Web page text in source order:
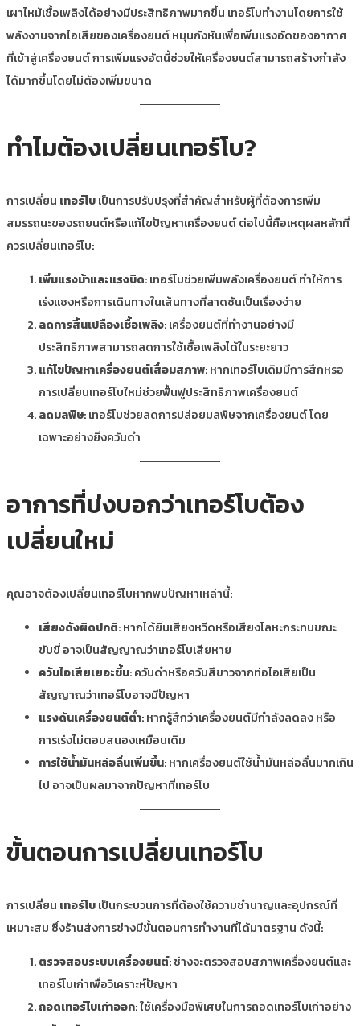
เผาไหม้เชื้อเพลิงได้อย่างมีประสิทธิภาพมากขึ้น เทอร์โบทำงานโดยการใช้
พลังงานจากไอเสียของเครื่องยนต์ หมุนกังหันเพื่อเพิ่มแรงอัดของอากาศ
ที่เข้าสู่เครื่องยนต์ การเพิ่มแรงอัดนี้ช่วยให้เครื่องยนต์สามารถสร้างกำลัง
ได้มากขึ้นโดยไม่ต้องเพิ่มขนาด
ทำไมต้องเปลี่ยนเทอร์โบ?
การเปลี่ยน เทอร์โบเป็นการปรับปรุงที่สำคัญสำหรับผู้ที่ต้องการเพิ่ม
สมรรถนะของรถยนต์หรือแก้ไขปัญหาเครื่องยนต์ ต่อไปนี้คือเหตุผลหลักที่
ควรเปลี่ยนเทอร์โบ:
เพิ่มแรงม้าและแรงบิด: เทอร์โบช่วยเพิ่มพลังเครื่องยนต์ ทำให้การ
เร่งแซงหรือการเดินทางในเส้นทางที่ลาดชันเป็นเรื่องง่าย
ลดการสิ้นเปลืองเชื้อเพลิง: เครื่องยนต์ที่ทำงานอย่างมี
ประสิทธิภาพสามารถลดการใช้เชื้อเพลิงได้ในระยะยาว
แก้ไขปัญหาเครื่องยนต์เสื่อมสภาพ: หากเทอร์โบเดิมมีการสึกหรอ
การเปลี่ยนเทอร์โบใหม่ช่วยฟื้นฟูประสิทธิภาพเครื่องยนต์
ลดมลพิษ: เทอร์โบช่วยลดการปล่อยมลพิษจากเครื่องยนต์ โดย
เฉพาะอย่างยิ่งควันดำ
อาการที่บ่งบอกว่าเทอร์โบต้อง
เปลี่ยนใหม่
คุณอาจต้องเปลี่ยนเทอร์โบหากพบปัญหาเหล่านี้:
เสียงดังผิดปกติ: หากได้ยินเสียงหวีดหรือเสียงโลหะกระทบขณะ
ขับขี่ อาจเป็นสัญญาณว่าเทอร์โบเสียหาย
ควันไอเสียเยอะขึ้น: ควันดำหรือควันสีขาวจากท่อไอเสียเป็น
สัญญาณว่าเทอร์โบอาจมีปัญหา
แรงดันเครื่องยนต์ต่ำ: หากรู้สึกว่าเครื่องยนต์มีกำลังลดลง หรือ
การเร่งไม่ตอบสนองเหมือนเดิม
การใช้น้ำมันหล่อลื่นเพิ่มขึ้น: หากเครื่องยนต์ใช้น้ำมันหล่อลื่นมากเกิน
ไป อาจเป็นผลมาจากปัญหาที่เทอร์โบ
ขั้นตอนการเปลี่ยนเทอร์โบ
การเปลี่ยน เทอร์โบเป็นกระบวนการที่ต้องใช้ความชำนาญและอุปกรณ์ที่
เหมาะสม ซึ่งร้านส่งการช่างมีขั้นตอนการทำงานที่ได้มาตรฐาน ดังนี้:
ตรวจสอบระบบเครื่องยนต์: ช่างจะตรวจสอบสภาพเครื่องยนต์และ
เทอร์โบเก่าเพื่อวิเคราะห์ปัญหา
ถอดเทอร์โบเก่าออก: ใช้เครื่องมือพิเศษในการถอดเทอร์โบเก่าอย่าง